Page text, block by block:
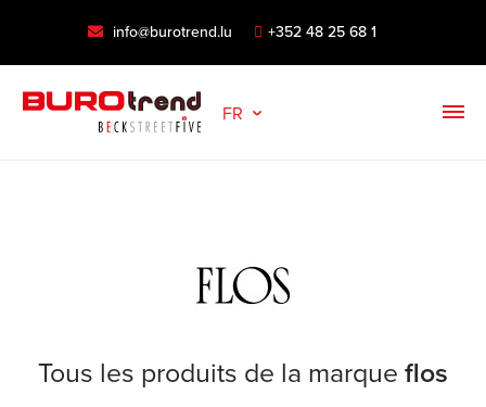
info@burotrend.lu +352 48 25 68 1
FR
Tous les produits de la marqueflos